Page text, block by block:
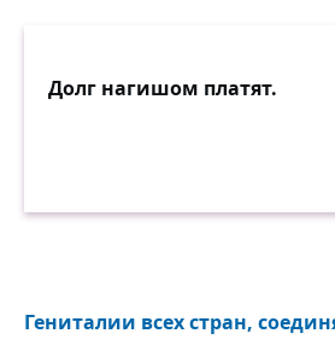
Долг нагишом платят.
Гениталии всех стран,